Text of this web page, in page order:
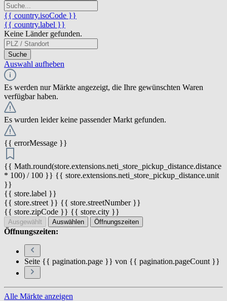
{{ country.isoCode }}
{{ country.label }}
Keine Länder gefunden.
Suche
Auswahl aufheben
Es werden nur Märkte angezeigt, die Ihre gewünschten Waren
verfügbar haben.
Es wurden leider keine passender Markt gefunden.
{{ errorMessage }}
{{ Math.round(store.extensions.neti_store_pickup_distance.distance
* 100) / 100 }} {{ store.extensions.neti_store_pickup_distance.unit
}}
{{ store.label }}
{{ store.street }} {{ store.streetNumber }}
{{ store.zipCode }} {{ store.city }}
Ausgewählt Auswählen Öffnungszeiten
Öffnungszeiten:
Seite {{ pagination.page }} von {{ pagination.pageCount }}
Alle Märkte anzeigen